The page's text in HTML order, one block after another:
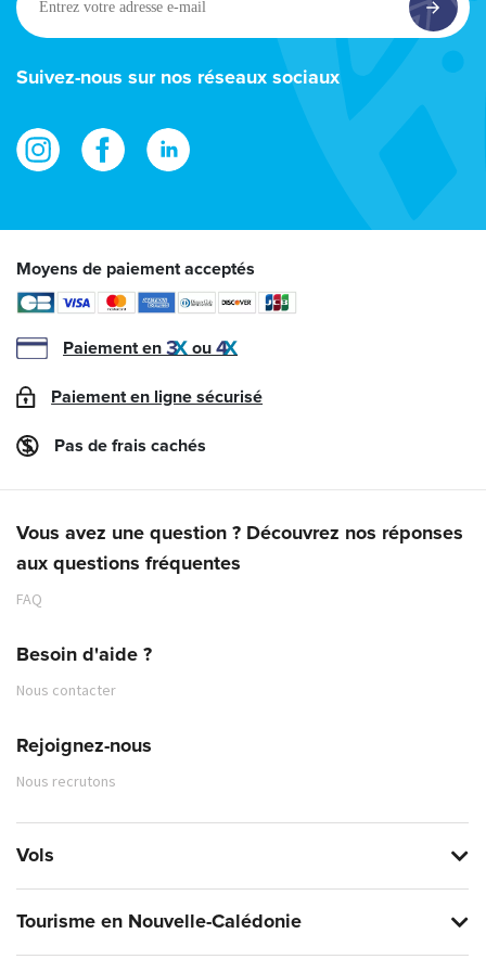
votre
adresse
e-
Suivez-nous sur nos réseaux sociaux
Moyens de paiement acceptés
Paiement en ou
Paiement en ligne sécurisé
Pas de frais cachés
Vous avez une question ? Découvrez nos réponses
aux questions fréquentes
FAQ
Besoin d'aide ?
Nous contacter
Rejoignez-nous
Nous recrutons
Vols
Tourisme en Nouvelle-Calédonie